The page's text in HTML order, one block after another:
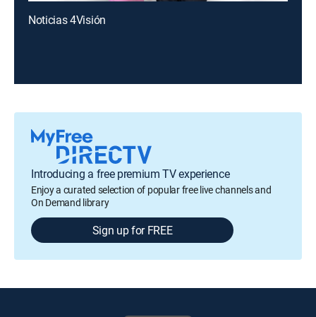
Noticias 4Visión
Introducing a free premium TV experience
Enjoy a curated selection of popular free live channels and
On Demand library
Sign up for FREE